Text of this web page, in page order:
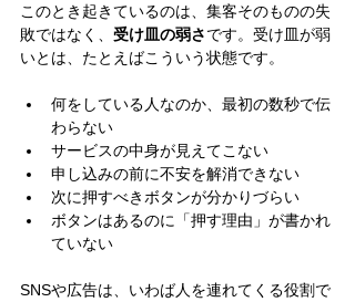
このとき起きているのは、集客そのものの失
敗ではなく、 受け皿の弱さです。受け皿が弱
いとは、たとえばこういう状態です。
何をしている人なのか、最初の数秒で伝
わらない
サービスの中身が見えてこない
申し込みの前に不安を解消できない
次に押すべきボタンが分かりづらい
ボタンはあるのに「押す理由」が書かれ
ていない
SNSや広告は、いわば人を連れてくる役割で